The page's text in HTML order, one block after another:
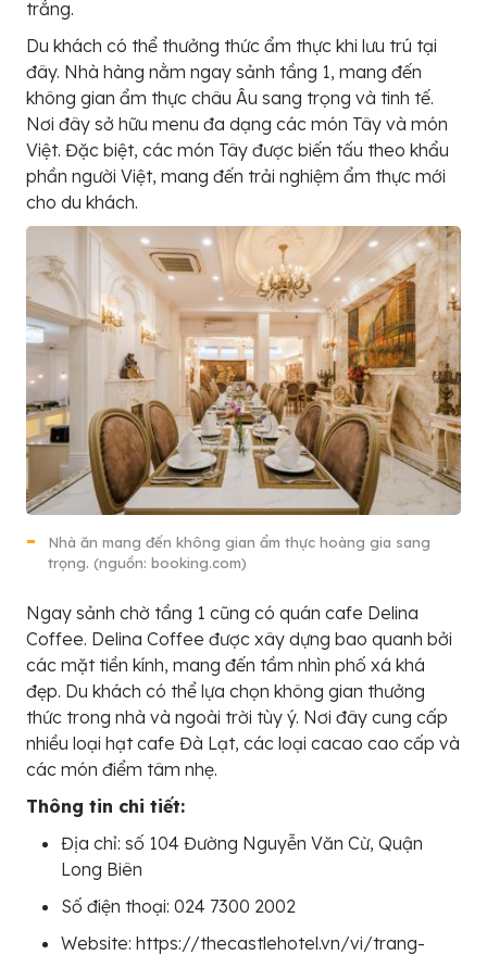
trắng.
Du khách có thể thưởng thức ẩm thực khi lưu trú tại
đây. Nhà hàng nằm ngay sảnh tầng 1, mang đến
không gian ẩm thực châu Âu sang trọng và tinh tế.
Nơi đây sở hữu menu đa dạng các món Tây và món
Việt. Đặc biệt, các món Tây được biến tấu theo khẩu
phần người Việt, mang đến trải nghiệm ẩm thực mới
cho du khách.
Nhà ăn mang đến không gian ẩm thực hoàng gia sang
trọng. (nguồn: booking.com)
Ngay sảnh chờ tầng 1 cũng có quán cafe Delina
Coffee. Delina Coffee được xây dựng bao quanh bởi
các mặt tiền kính, mang đến tầm nhìn phố xá khá
đẹp. Du khách có thể lựa chọn không gian thưởng
thức trong nhà và ngoài trời tùy ý. Nơi đây cung cấp
nhiều loại hạt cafe Đà Lạt, các loại cacao cao cấp và
các món điểm tâm nhẹ.
Thông tin chi tiết:
Địa chỉ: số 104 Đường Nguyễn Văn Cừ, Quận
Long Biên
Số điện thoại: 024 7300 2002
Website: https://thecastlehotel.vn/vi/trang-